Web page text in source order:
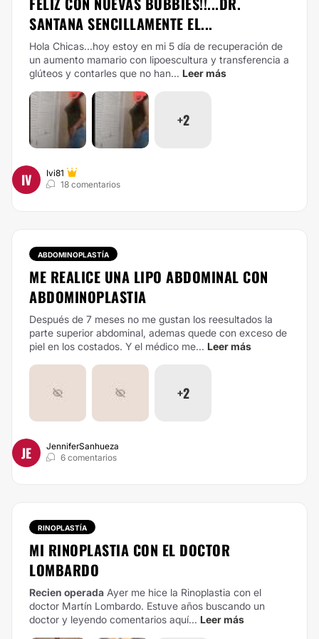
SANTANA SENCILLAMENTE EL...
Hola Chicas...hoy estoy en mi 5 día de recuperación de
un aumento mamario con lipoescultura y transferencia a
glúteos y contarles que no han... Leer más
+2
IV
Ivi81
18 comentarios
ABDOMINOPLASTÍA
ME REALICE UNA LIPO ABDOMINAL CON
ABDOMINOPLASTIA
Después de 7 meses no me gustan los reesultados la
parte superior abdominal, ademas quede con exceso de
piel en los costados. Y el médico me... Leer más
+2
JE
JenniferSanhueza
6 comentarios
RINOPLASTÍA
MI RINOPLASTIA CON EL DOCTOR
LOMBARDO
Recien operada Ayer me hice la Rinoplastia con el
doctor Martín Lombardo. Estuve años buscando un
doctor y leyendo comentarios aquí... Leer más